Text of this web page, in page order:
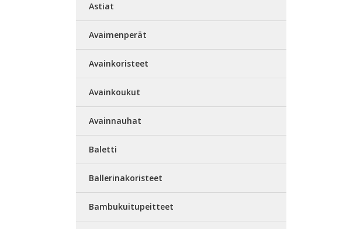
Astiat
Avaimenperät
Avainkoristeet
Avainkoukut
Avainnauhat
Baletti
Ballerinakoristeet
Bambukuitupeitteet